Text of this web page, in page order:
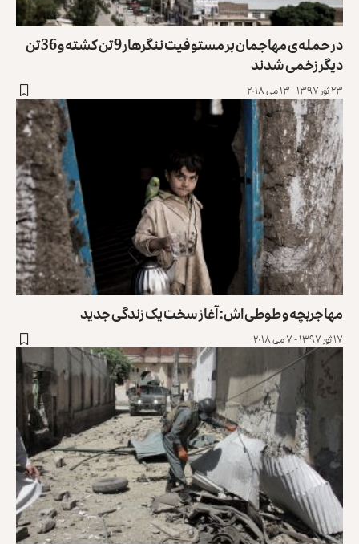
در حمله‌ی مهاجمان بر مستوفیت ننگرهار 9 تن کشته و 36 تن
دیگر زخمی شدند
۲۳ ثور ۱۳۹۷ - ۱۳ می ۲۰۱۸
مهاجربچه و طوطی‌اش: آغاز سخت یک زندگی جدید
۱۷ ثور ۱۳۹۷ - ۷ می ۲۰۱۸